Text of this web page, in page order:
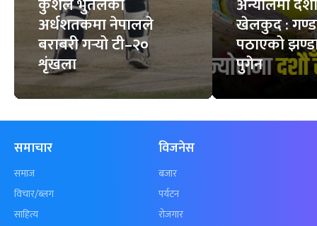
कुशल भुर्तेलको
अर्धशतकमा नेपालले
बराबरी गर्‍यो टी–२०
शृंखला
अन्योलमा दशौँ
खेलकुद :
पठाएको
पुगेन
समाचार
समाज
विचार/ब्लग
साहित्य
विजनेस
बजार
पर्यटन
रोजगार